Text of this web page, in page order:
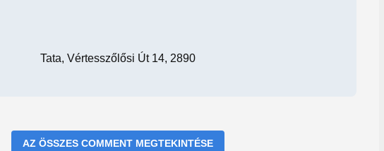
Tata, Vértesszőlősi Út 14, 2890
AZ ÖSSZES COMMENT MEGTEKINTÉSE